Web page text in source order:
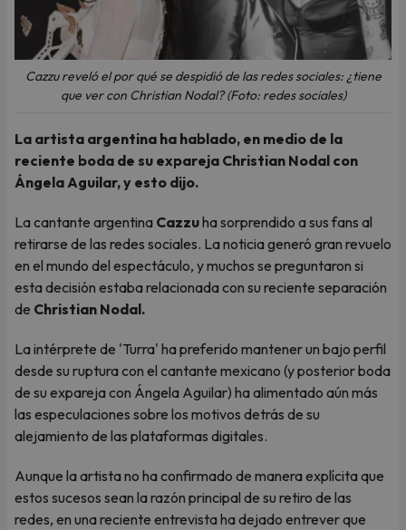
Cazzu reveló el por qué se despidió de las redes sociales: ¿tiene
que ver con Christian Nodal? (Foto: redes sociales)
La artista argentina ha hablado, en medio de la
reciente boda de su expareja Christian Nodal con
Ángela Aguilar, y esto dijo.
La cantante argentina Cazzuha sorprendido a sus fans al
retirarse de las redes sociales. La noticia generó gran revuelo
en el mundo del espectáculo, y muchos se preguntaron si
esta decisión estaba relacionada con su reciente separación
de Christian Nodal.
La intérprete de 'Turra' ha preferido mantener un bajo perfil
desde su ruptura con el cantante mexicano (y posterior boda
de su expareja con Ángela Aguilar) ha alimentado aún más
las especulaciones sobre los motivos detrás de su
alejamiento de las plataformas digitales.
Aunque la artista no ha confirmado de manera explícita que
estos sucesos sean la razón principal de su retiro de las
redes, en una reciente entrevista ha dejado entrever que